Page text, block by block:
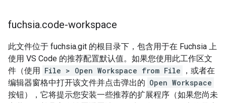
fuchsia.code-workspace
此文件位于 fuchsia.git 的根目录下，包含用于在 Fuchsia 上
使用 VS Code 的推荐配置默认值。如果您使用此工作区文
件（使用 File > Open Workspace from File
，或者在
编辑器窗格中打开该文件并点击弹出的 Open Workspace
按钮），它将提示您安装一些推荐的扩展程序（如果您尚未